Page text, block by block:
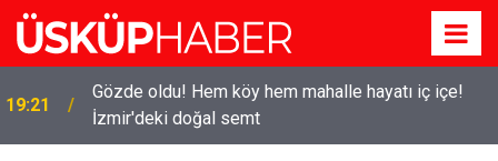
19:21
Gözde oldu! Hem köy hem mahalle hayatı iç içe!
İzmir'deki doğal semt